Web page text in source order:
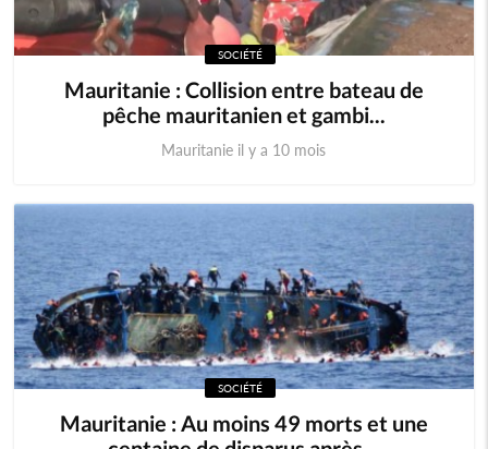
SOCIÉTÉ
Mauritanie : Collision entre bateau de
pêche mauritanien et gambi...
Mauritanie il y a 10 mois
SOCIÉTÉ
Mauritanie : Au moins 49 morts et une